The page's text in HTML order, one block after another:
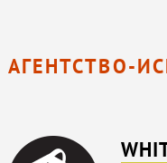
АГЕНТСТВО-